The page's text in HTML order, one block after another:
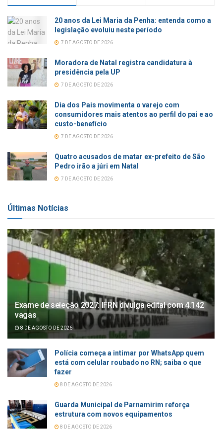
20 anos da Lei Maria da Penha: entenda como a
legislação evoluiu neste período
7 DE AGOSTO DE 2026
Moradora de Natal registra candidatura à
presidência pela UP
7 DE AGOSTO DE 2026
Dia dos Pais movimenta o varejo com
consumidores mais atentos ao perfil do pai e ao
custo-benefício
7 DE AGOSTO DE 2026
Quatro acusados de matar ex-prefeito de São
Pedro irão a júri em Natal
7 DE AGOSTO DE 2026
Últimas Notícias
Exame de seleção 2027: IFRN divulga edital com 4.142
vagas
8 DE AGOSTO DE 2026
Polícia começa a intimar por WhatsApp quem
está com celular roubado no RN; saiba o que
fazer
8 DE AGOSTO DE 2026
Guarda Municipal de Parnamirim reforça
estrutura com novos equipamentos
8 DE AGOSTO DE 2026